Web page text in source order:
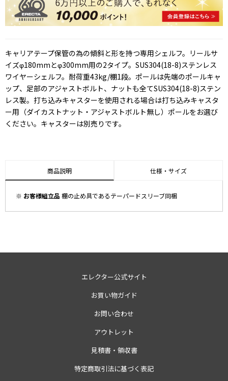
キャリアテープ保管の為の傾斜と形を持つ専用シェルフ。リールサ
イズφ180mmとφ300mm用の2タイプ。SUS304(18-8)ステンレス
ワイヤーシェルフ。耐荷重43kg/棚1段。ポールは先端のポールキャ
ップ、足部のアジャストボルト、ナットも全てSUS304(18-8)ステン
レス製。打ち込みキャスターを使用される場合は打ち込みキャスタ
ー用（ダイカストナット・アジャストボルト無し）ポールをお選び
ください。キャスターは別売りです。
商品説明 仕様・サイズ
※ お客様組立品 棚の止め具であるテーパードスリーブ同梱
エレクター公式サイト
お買い物ガイド
お問い合わせ
アウトレット
見積書・領収書
特定商取引法に基づく表記